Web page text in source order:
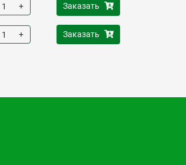
+ Заказать
+ Заказать